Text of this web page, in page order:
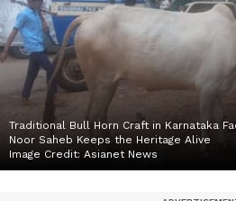
Traditional Bull Horn Craft in Karnataka
Noor Saheb Keeps the Heritage Alive
Image Credit: Asianet News